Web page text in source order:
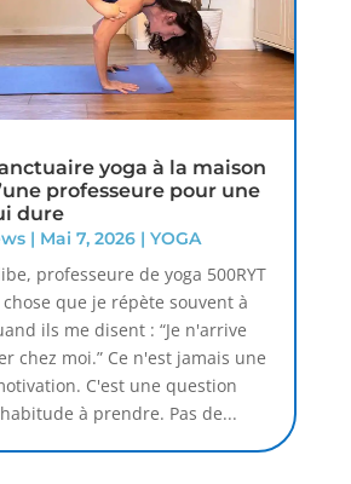
yoga à la maison
professeure pour une
dure
| Mai 7, 2026| YOGA
professeure de yoga 500RYT
que je répète souvent à
ils me disent : “Je n'arrive
chez moi.” Ce n'est jamais une
C'est une question
à prendre. Pas de...